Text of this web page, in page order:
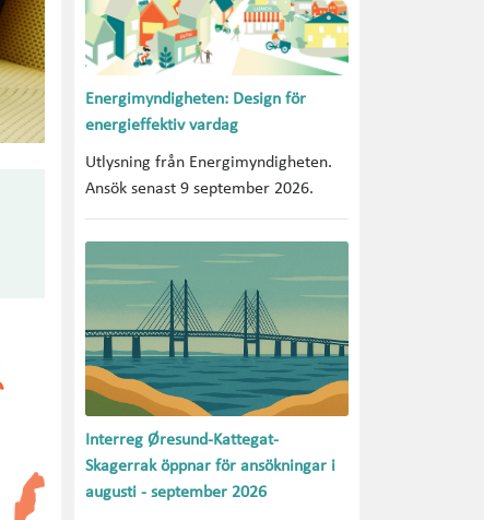
Energimyndigheten: Design för
energieffektiv vardag
Utlysning från Energimyndigheten.
Ansök senast 9 september 2026.
Interreg Øresund-Kattegat-
Skagerrak öppnar för ansökningar i
augusti - september 2026